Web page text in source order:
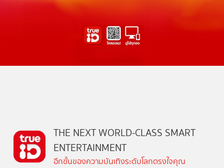
THE NEXT WORLD-CLASS SMART
ENTERTAINMENT
อีกขั้นของความบันเทิงระดับโลกตรงใจคุณ